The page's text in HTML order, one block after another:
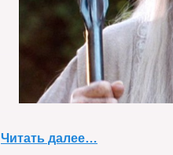
Читать далее…